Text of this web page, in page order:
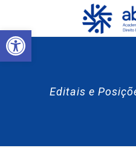
Abrir a barra de ferramentas
Editais e